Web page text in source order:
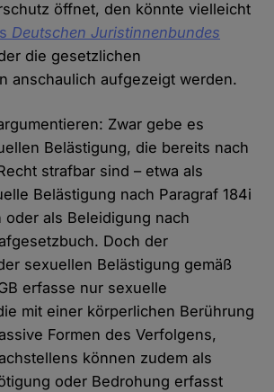
öffnet, den könnte vielleicht
Deutschen Juristinnenbundes
die gesetzlichen
anschaulich aufgezeigt werden.
Zwar gebe es
Belästigung, die bereits nach
strafbar sind – etwa als
Belästigung nach Paragraf 184i
oder als Beleidigung nach
Doch der
sexuellen Belästigung gemäß
erfasse nur sexuelle
mit einer körperlichen Berührung
Formen des Verfolgens,
können zudem als
oder Bedrohung erfasst